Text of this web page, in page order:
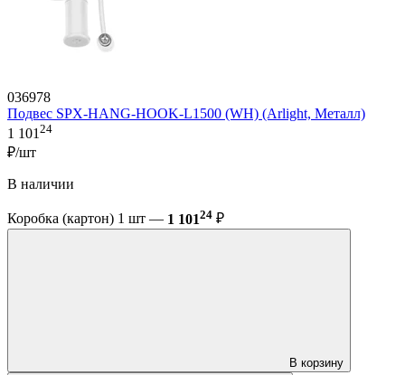
036978
Подвес SPX-HANG-HOOK-L1500 (WH) (Arlight, Металл)
1 10124
₽/шт
В наличии
Коробка (картон) 1 шт — 1 10124 ₽
В корзину